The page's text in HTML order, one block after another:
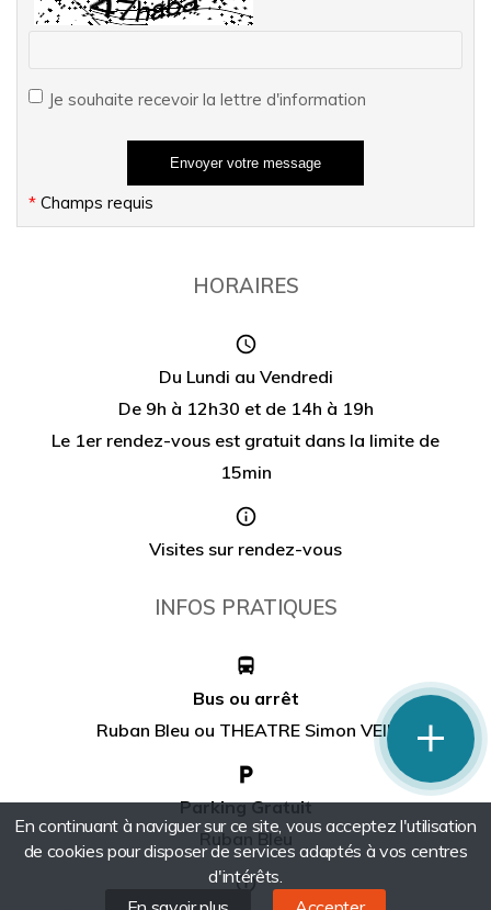
En continuant à naviguer sur ce site, vous acceptez l'utilisation
de cookies pour disposer de services adaptés à vos centres
d'intérêts.
phone
mail
Je souhaite recevoir la lettre d'information
* Champs requis
HORAIRES
Du Lundi au Vendredi
De 9h à 12h30 et de 14h à 19h
Le 1er rendez-vous est gratuit dans la limite de
15min
Visites sur rendez-vous
INFOS PRATIQUES
Bus ou arrêt
Ruban Bleu ou THEATRE Simon VEIL
Parking Gratuit
Ruban Bleu